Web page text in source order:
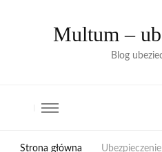
Multum –
Blog
Strona główna